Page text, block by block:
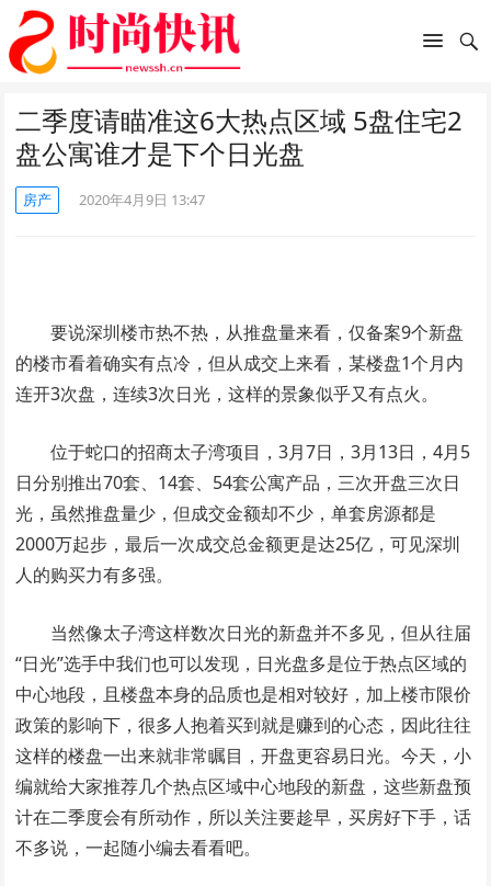
二季度请瞄准这6大热点区域 5盘住宅2
盘公寓谁才是下个日光盘
房产 2020年4月9日 13:47
要说深圳楼市热不热，从推盘量来看，仅备案9个新盘
的楼市看着确实有点冷，但从成交上来看，某楼盘1个月内
连开3次盘，连续3次日光，这样的景象似乎又有点火。
位于蛇口的招商太子湾项目，3月7日，3月13日，4月5
日分别推出70套、14套、54套公寓产品，三次开盘三次日
光，虽然推盘量少，但成交金额却不少，单套房源都是
2000万起步，最后一次成交总金额更是达25亿，可见深圳
人的购买力有多强。
当然像太子湾这样数次日光的新盘并不多见，但从往届
“日光”选手中我们也可以发现，日光盘多是位于热点区域的
中心地段，且楼盘本身的品质也是相对较好，加上楼市限价
政策的影响下，很多人抱着买到就是赚到的心态，因此往往
这样的楼盘一出来就非常瞩目，开盘更容易日光。今天，小
编就给大家推荐几个热点区域中心地段的新盘，这些新盘预
计在二季度会有所动作，所以关注要趁早，买房好下手，话
不多说，一起随小编去看看吧。